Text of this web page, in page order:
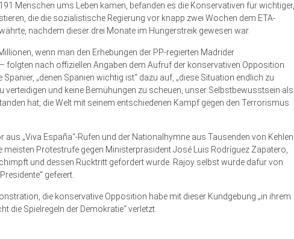
Menschen ums Leben kamen, befanden es die Konservativen für wichtiger,
die die sozialistische Regierung vor knapp zwei Wochen dem ETA-
nachdem dieser drei Monate im Hungerstreik gewesen war.
wenn man den Erhebungen der PP-regierten Madrider
folgten nach offiziellen Angaben dem Aufruf der konservativen Opposition.
„denen Spanien wichtig ist“ dazu auf, „diese Situation endlich zu
verteidigen und keine Bemühungen zu scheuen, unser Selbstbewusstsein als
hat, die Welt mit seinem entschiedenen Kampf gegen den Terrorismus
aus „Viva España“-Rufen und der Nationalhymne aus Tausenden von Kehlen
meisten Protestrufe gegen Ministerpräsident José Luis Rodríguez Zapatero,
und dessen Rücktritt gefordert wurde. Rajoy selbst wurde dafür von
gefeiert.
die konservative Opposition habe mit dieser Kundgebung „in ihrem
die Spielregeln der Demokratie“ verletzt.